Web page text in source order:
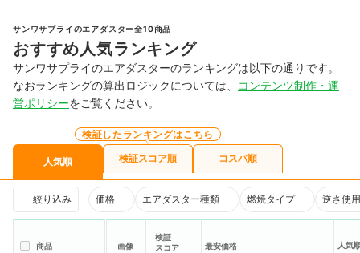
サンワサプライのエアダスター全10商品
おすすめ人気ランキング
サンワサプライのエアダスターのランキングは以下の通りです。
なおランキングの算出ロジックについては、
コンテンツ制作・運
営ポリシーをご覧ください。
人気順
検証したランキングはこちら
検証スコア順 コスパ順
絞り込み 価格 エアダスター種類 燃焼タイプ 逆さ使
商品 画像
検証
スコア
最安価格 人気